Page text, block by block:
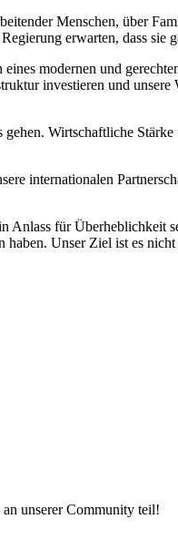
Menschen, über
erwarten, dass sie
modernen und
investieren und
Wirtschaftliche
internationalen
Anlass für
Unser Ziel ist es
an unserer Community teil!